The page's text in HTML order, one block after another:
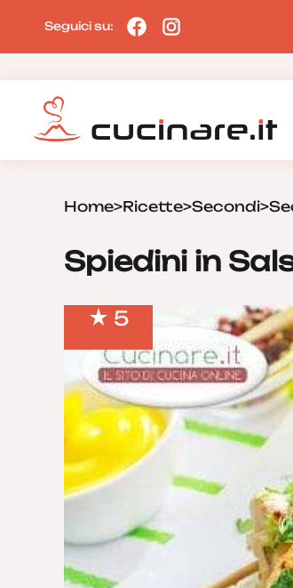
Seguici su:
Home>Ricette>Secondi>
Spiedini in
5